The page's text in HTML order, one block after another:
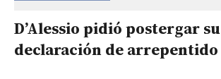
D’Alessio pidió postergar su
declaración de arrepentido